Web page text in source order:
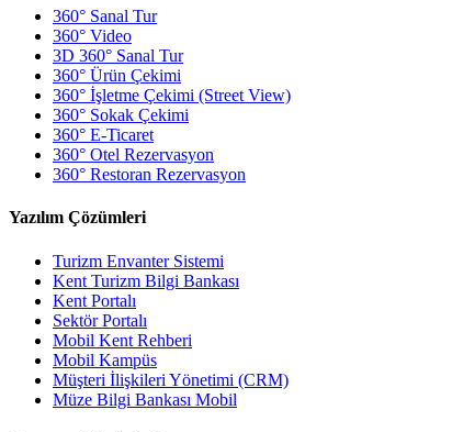
360° Sanal Tur
360° Video
3D 360° Sanal Tur
360° Ürün Çekimi
360° İşletme Çekimi (Street View)
360° Sokak Çekimi
360° E-Ticaret
360° Otel Rezervasyon
360° Restoran Rezervasyon
Yazılım Çözümleri
Turizm Envanter Sistemi
Kent Turizm Bilgi Bankası
Kent Portalı
Sektör Portalı
Mobil Kent Rehberi
Mobil Kampüs
Müşteri İlişkileri Yönetimi (CRM)
Müze Bilgi Bankası Mobil